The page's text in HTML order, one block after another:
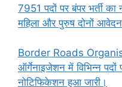
7951 पदों पर बंपर भर्ती
महिला और पुरुष दोनों
Border Roads
ऑर्गेनाइजेशन में विभिन्न पदों
नोटिफिकेशन हुआ जारी।